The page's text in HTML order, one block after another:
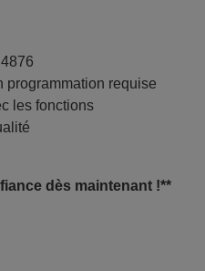
programmation requise
les fonctions
dès maintenant !**